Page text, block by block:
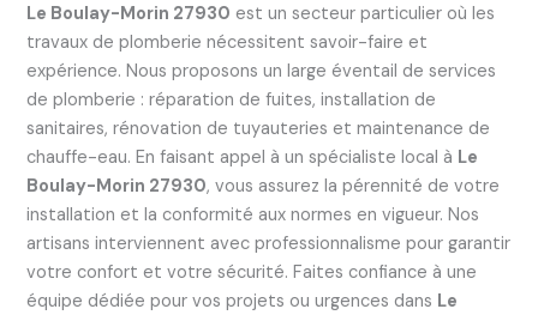
Le Boulay-Morin 27930 est un secteur particulier où les
travaux de plomberie nécessitent savoir-faire et
expérience. Nous proposons un large éventail de services
de plomberie : réparation de fuites, installation de
sanitaires, rénovation de tuyauteries et maintenance de
chauffe-eau. En faisant appel à un spécialiste local à Le
Boulay-Morin 27930, vous assurez la pérennité de votre
installation et la conformité aux normes en vigueur. Nos
artisans interviennent avec professionnalisme pour garantir
votre confort et votre sécurité. Faites confiance à une
équipe dédiée pour vos projets ou urgences dans Le